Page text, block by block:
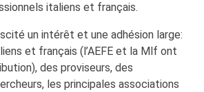
italiens et français.
un intérêt et une adhésion large:
et français (l’AEFE et la Mlf ont
des proviseurs, des
les principales associations